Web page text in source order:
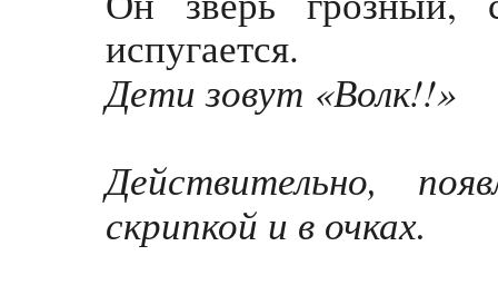
испугается.
Дети зовут «Волк!!»
Действительно,
скрипкой и в очках.